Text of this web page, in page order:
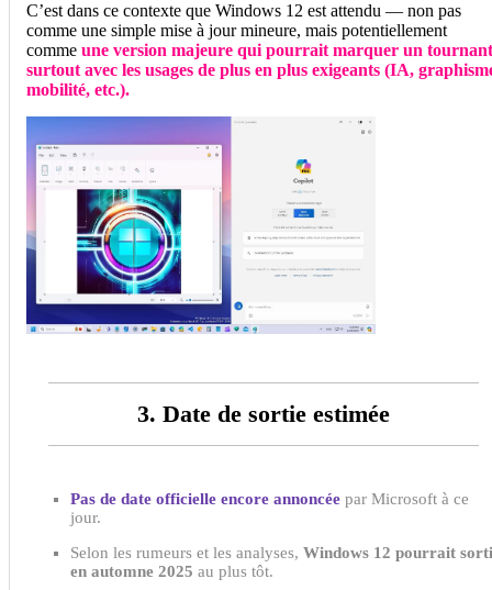
C’est dans ce contexte que Windows 12 est attendu — non pas
comme une simple mise à jour mineure, mais potentiellement
comme une version majeure qui pourrait marquer un
surtout avec les usages de plus en plus exigeants (IA,
mobilité, etc.).
3. Date de sortie estimée
Pas de date officielle encore annoncée par Microsoft à ce
jour.
Selon les rumeurs et les analyses, Windows 12 pourrait
en automne 2025 au plus tôt.